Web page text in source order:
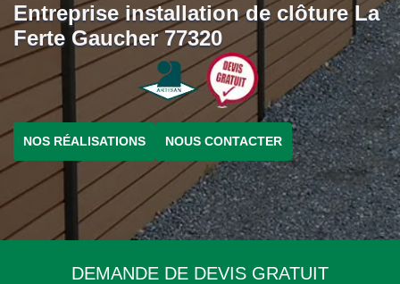
Entreprise installation de clôture La
Ferte Gaucher 77320
NOS RÉALISATIONS NOUS CONTACTER
DEMANDE DE DEVIS GRATUIT